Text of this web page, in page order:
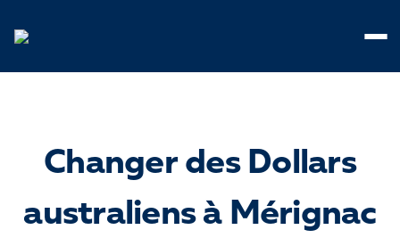
Changer des Dollars
australiens à Mérignac